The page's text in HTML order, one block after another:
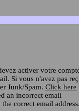
activer votre
Si vous n'avez pas
Junk/Spam. Click here
an incorrect email
correct email